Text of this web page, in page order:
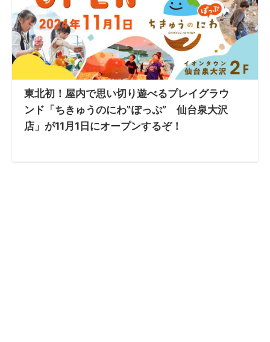
東北初！屋内で思い切り遊べるプレイグラウ
ンド「ちきゅうのにわ‟ぽっぷ” 仙台泉大沢
店」が11月1日にオープンするぞ！